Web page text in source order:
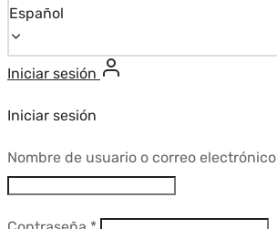
Español
Iniciar sesión
Iniciar sesión
Nombre de usuario o correo electrónico